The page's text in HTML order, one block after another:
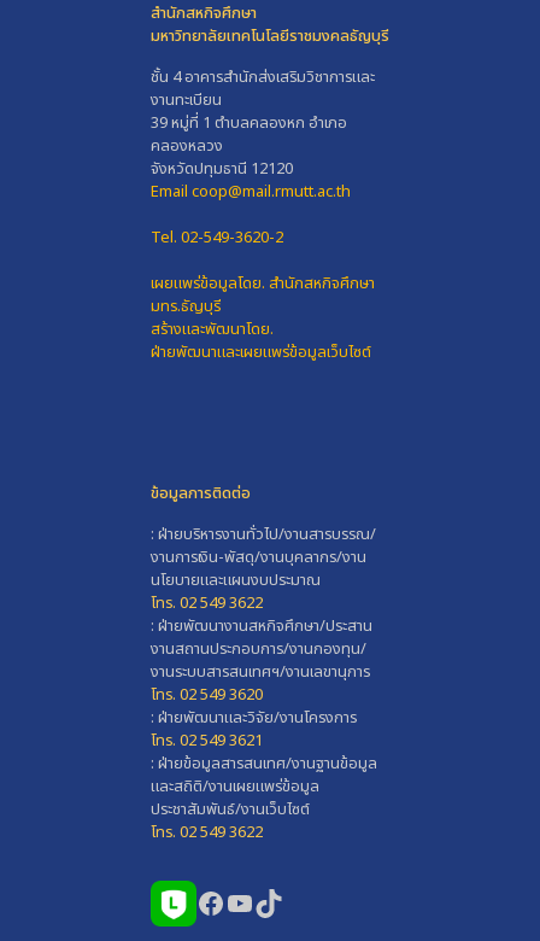
สำนักสหกิจศึกษา
มหาวิทยาลัยเทคโนโลยีราชมงคลธัญบุรี
ชั้น 4 อาคารสำนักส่งเสริมวิชาการและ
งานทะเบียน
39 หมู่ที่ 1 ตำบลคลองหก อำเภอ
คลองหลวง
จังหวัดปทุมธานี 12120
Email coop@mail.rmutt.ac.th
Tel. 02-549-3620-2
เผยแพร่ข้อมูลโดย. สำนักสหกิจศึกษา
มทร.ธัญบุรี
สร้างและพัฒนาโดย.
ฝ่ายพัฒนาและเผยแพร่ข้อมูลเว็บไซต์
ข้อมูลการติดต่อ
: ฝ่ายบริหารงานทั่วไป/งานสารบรรณ/
งานการเงิน-พัสดุ/งานบุคลากร/งาน
นโยบายและแผนงบประมาณ
โทร. 02 549 3622
: ฝ่ายพัฒนางานสหกิจศึกษา/ประสาน
งานสถานประกอบการ/งานกองทุน/
งานระบบสารสนเทศฯ/งานเลขานุการ
โทร. 02 549 3620
: ฝ่ายพัฒนาและวิจัย/งานโครงการ
โทร. 02 549 3621
: ฝ่ายข้อมูลสารสนเทศ/งานฐานข้อมูล
และสถิติ/งานเผยแพร่ข้อมูล
ประชาสัมพันธ์/งานเว็บไซต์
โทร. 02 549 3622
Facebook
YouTube
TikTok